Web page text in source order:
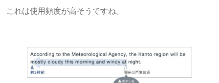
これは使用頻度が高そうですね。